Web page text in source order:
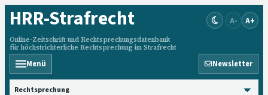
HRR-Strafrecht
Online-Zeitschrift und Rechtsprechungsdatenbank
für höchstrichterliche Rechtsprechung im Strafrecht
A- A+
Menü Newsletter
HRRS durchsuchen